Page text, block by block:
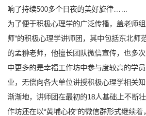
响了持续500多个日夜的美好旋律……
为了便于积极心理学的广泛传播，盖老师
师”的积极心理学讲师团，其中包括东北师
的孟翀老师，他擅长团队微信宣传，也多
中更多的是幸福工作坊中参与度较高的学
业，无偿向各大单位讲授积极心理学相关知
渐渐地，讲师团在最初的18人基础上不断
作坊还在以“黄埔心校”的微信群形式继续